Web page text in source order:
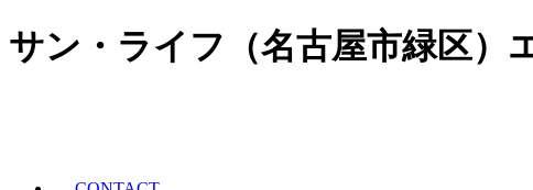
サン・ライフ（名古屋市緑区）